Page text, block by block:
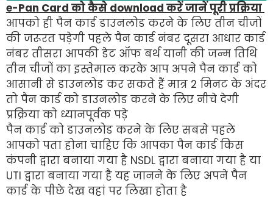
e-Pan Card को कैसे download करें जानें पूरी प्रक्रिया
आपको ही पैन कार्ड डाउनलोड करने के लिए तीन चीजों
की जरूरत पड़ेगी पहले पैन कार्ड नंबर दूसरा आधार कार्ड
नंबर तीसरा आपकी डेट ऑफ बर्थ यानी की जन्म तिथि
तीन चीजों का इस्तेमाल करके आप अपने पैन कार्ड को
आसानी से डाउनलोड कर सकते हैं मात्र 2 मिनट के अंदर
तो पैन कार्ड को डाउनलोड करने के लिए नीचे देगी
प्रक्रिया को ध्यानपूर्वक पड़े
पैन कार्ड को डाउनलोड करने के लिए सबसे पहले
आपको पता होना चाहिए कि आपका पैन कार्ड किस
कंपनी द्वारा बनाया गया है NSDL द्वारा बनाया गया है या
UTI द्वारा बनाया गया है यह जानने के लिए अपने पैन
कार्ड के पीछे देख वहां पर लिखा होता है